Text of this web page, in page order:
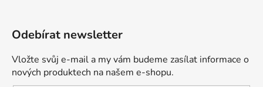
Odebírat newsletter
Vložte svůj e-mail a my vám budeme zasílat informace o
nových produktech na našem e-shopu.